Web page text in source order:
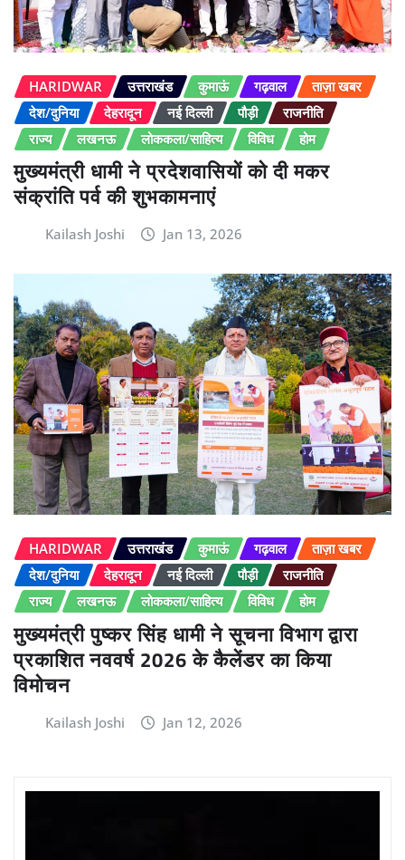
HARIDWAR उत्तराखंड कुमाऊं गढ़वाल
ताज़ा खबर
देश/दुनिया
देहरादून नई दिल्ली पौड़ी
राजनीति
राज्य
लखनऊ लोककला/साहित्य विविध होम
मुख्यमंत्री धामी ने प्रदेशवासियों को दी मकर
संक्रांति पर्व की शुभकामनाएं
Kailash Joshi Jan 13, 2026
HARIDWAR उत्तराखंड कुमाऊं गढ़वाल
ताज़ा खबर
देश/दुनिया
देहरादून नई दिल्ली पौड़ी
राजनीति
राज्य
लखनऊ लोककला/साहित्य विविध होम
मुख्यमंत्री पुष्कर सिंह धामी ने सूचना विभाग द्वारा
प्रकाशित नववर्ष 2026 के कैलेंडर का किया
विमोचन
Kailash Joshi Jan 12, 2026